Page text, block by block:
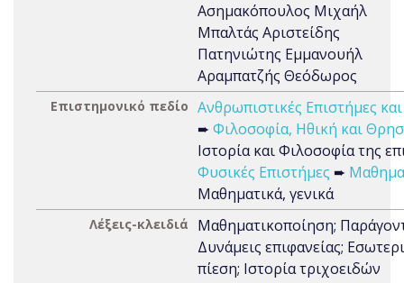
Ασημακόπουλος Μιχαήλ
Μπαλτάς Αριστείδης
Πατηνιώτης Εμμανουήλ
Αραμπατζής Θεόδωρος
Επιστημονικό πεδίο Ανθρωπιστικές Επιστήμες
➨ Φιλοσοφία, Ηθική και
Ιστορία και Φιλοσοφία της
Φυσικές Επιστήμες ➨
Μαθηματικά, γενικά
Λέξεις-κλειδιά
Μαθηματικοποίηση;
Δυνάμεις επιφανείας;
πίεση; Ιστορία τριχοειδών